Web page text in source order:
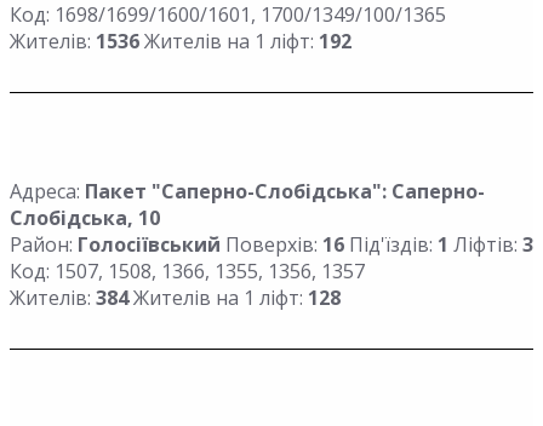
Код: 1698/1699/1600/1601, 1700/1349/100/1365
Жителів: 1536Жителів на 1 ліфт: 192
Адреса: Пакет "Саперно-Слобідська": Саперно-
Слобідська, 10
Район: Голосіївський Поверхів: 16 Під'їздів: 1 Ліфтів: 3
Код: 1507, 1508, 1366, 1355, 1356, 1357
Жителів: 384Жителів на 1 ліфт: 128